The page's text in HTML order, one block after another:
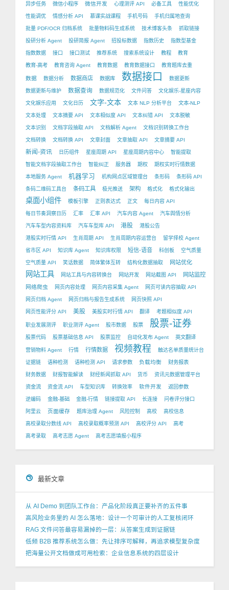
异步任务 微信小程序 微信开发 心理测评 API 必备工具 性能优化
性能调优 情感分析 API 慕课实战课程 手机号码 手机归属地查询
批量 PDF/OCR 归档系统 批量物料码生成系统 技术博客头条 抓取链接
投研分析 Agent 投研简报 Agent 招投标数据 指数历史 指数型基金
指数数据 接口 接口测试 推荐系统 搜索系统设计 教程 教育
教育-高考 教育咨询 Agent 教育数据 教育数据接口 教育题库去重
数据 数据分析 数据商店 数据库 数据接口 数据更新
数据更新与维护 数据查询 数据规范化 文件问答 文化娱乐-星座内容
文化娱乐应用 文化日历 文字-文本 文本 NLP 分析平台 文本-NLP
文本处理 文本摘要 API 文本相似度 API 文本纠错 API 文本脱敏
文本识别 文档字段抽取 API 文档解析 Agent 文档识别转换工作台
文档转换 文档转换 API 文章封面 文章抽取 API 文章摘要 API
新闻-资讯 日历组件 星座周期 API 星座周期内容中心 智能提取
智能文档字段抽取工作台 智能纠正 服务器 期权 期权实时行情数据
本地服务 Agent 机器学习 机构网点区域管理台 条形码 条形码 API
条码二维码工具台 条码工具 极光推送 架构 格式化 格式化输出
桌面小组件 模板引擎 正则表达式 正文 每日内容 API
每日节奏洞察日历 汇率 汇率 API 汽车内容 Agent 汽车舆情分析
汽车车型内容资料库 汽车车型库 API 港股 港股公告
港股实时行情 API 生肖周期 API 生肖周期内容运营台 留学择校 Agent
省市区 API 知识库 Agent 知识库权限 短信-语音 科创板 空气质量
空气质量 API 笑话数据 简体繁体互转 结构化数据抽取 网站优化
网站工具 网站工具与内容转换台 网站开发 网站截图 API
网站监控
网络爬虫
网页内容处理 网页内容采集 Agent 网页可读内容抽取 API
网页归档 Agent 网页归档与报告生成系统 网页快照 API
网页性能评分 API 美股 美股实时行情 API 翻译 考题相似度 API
职业发展测评 职业测评 Agent 股市数据 股票 股票-证券
股票代码 股票基础信息 API 股票监控 自动化发布 Agent 英文翻译
营销物料 Agent 行情 行情数据 视频教程 触达名单质量统计台
证据链 语种检测 语种检测 API 请求参数 负载均衡 财务报表
财务数据 财报智能解读 财经新闻抓取 API 货币 资讯元数据管理平台
资金流 资金流 API 车型知识库 转换效率 软件开发 返回参数
逆编码 金融-基础 金融-行情 链接提取 API 长连接 问卷评分接口
阿里云 页面缓存 题库治理 Agent 风险控制 高校 高校信息
高校录取分数线 API 高校录取概率预测 API 高校评分 API 高考
高考录取 高考志愿 Agent 高考志愿填报小程序
最新文章
从 AI Demo 到团队工作台：产品化阶段真正要补齐的五件事
高风险业务里的 AI 怎么落地：设计一个可审计的人工复核闭环
RAG 文件问答最容易漏掉的一层：从答案生成到证据链
低频 B2B 推荐系统怎么做：先让排序可解释，再追求模型复杂度
把海量公开文档做成可用检索：企业信息系统的四层设计